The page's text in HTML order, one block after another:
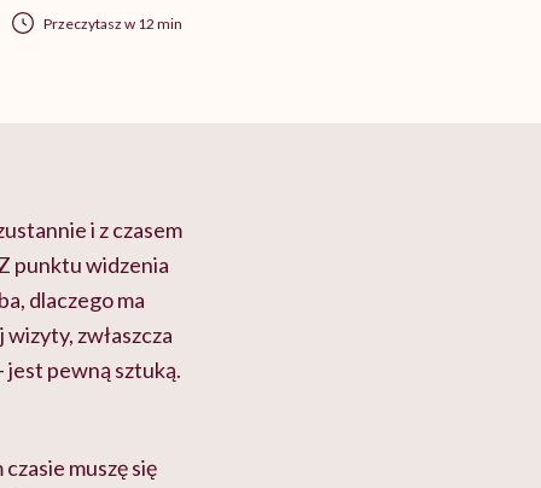
Przeczytasz w 12 min
i z czasem
punktu widzenia
dlaczego ma
zwłaszcza
jest pewną sztuką.
muszę się